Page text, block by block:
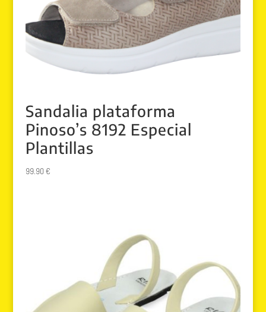
Sandalia plataforma
Pinoso’s 8192 Especial
Plantillas
99.90€